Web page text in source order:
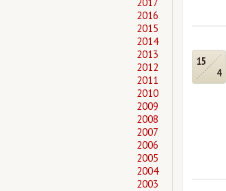
2016
2015
2014
2013
2012
2011
2010
2009
2008
2007
2006
2005
2004
2003
15
4